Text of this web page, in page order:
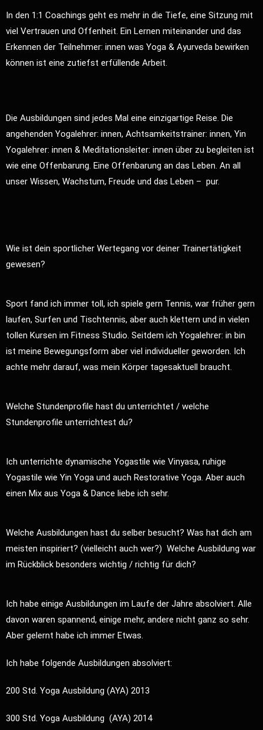
In den 1:1 Coachings geht es mehr in die Tiefe, eine Sitzung mit
viel Vertrauen und Offenheit. Ein Lernen miteinander und das
Erkennen der Teilnehmer: innen was Yoga & Ayurveda bewirken
können ist eine zutiefst erfüllende Arbeit.
Die Ausbildungen sind jedes Mal eine einzigartige Reise. Die
angehenden Yogalehrer: innen, Achtsamkeitstrainer: innen, Yin
Yogalehrer: innen & Meditationsleiter: innen über zu begleiten ist
wie eine Offenbarung. Eine Offenbarung an das Leben. An all
unser Wissen, Wachstum, Freude und das Leben – pur.
Wie ist dein sportlicher Wertegang vor deiner Trainertätigkeit
gewesen?
Sport fand ich immer toll, ich spiele gern Tennis, war früher gern
laufen, Surfen und Tischtennis, aber auch klettern und in vielen
tollen Kursen im Fitness Studio. Seitdem ich Yogalehrer: in bin
ist meine Bewegungsform aber viel individueller geworden. Ich
achte mehr darauf, was mein Körper tagesaktuell braucht.
Welche Stundenprofile hast du unterrichtet / welche
Stundenprofile unterrichtest du?
Ich unterrichte dynamische Yogastile wie Vinyasa, ruhige
Yogastile wie Yin Yoga und auch Restorative Yoga. Aber auch
einen Mix aus Yoga & Dance liebe ich sehr.
Welche Ausbildungen hast du selber besucht? Was hat dich am
meisten inspiriert? (vielleicht auch wer?) Welche Ausbildung war
im Rückblick besonders wichtig / richtig für dich?
Ich habe einige Ausbildungen im Laufe der Jahre absolviert. Alle
davon waren spannend, einige mehr, andere nicht ganz so sehr.
Aber gelernt habe ich immer Etwas.
Ich habe folgende Ausbildungen absolviert:
200 Std. Yoga Ausbildung (AYA) 2013
300 Std. Yoga Ausbildung (AYA) 2014